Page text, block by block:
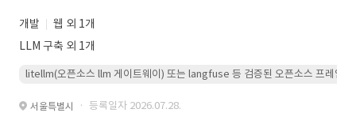
개발
웹 외 1개
LLM 구축 외 1개
litellm(오픈소스 llm 게이트웨이) 또는 langfuse 등 검증된 오픈소스 프레임워
서울특별시 · 등록일자 2026.07.28.